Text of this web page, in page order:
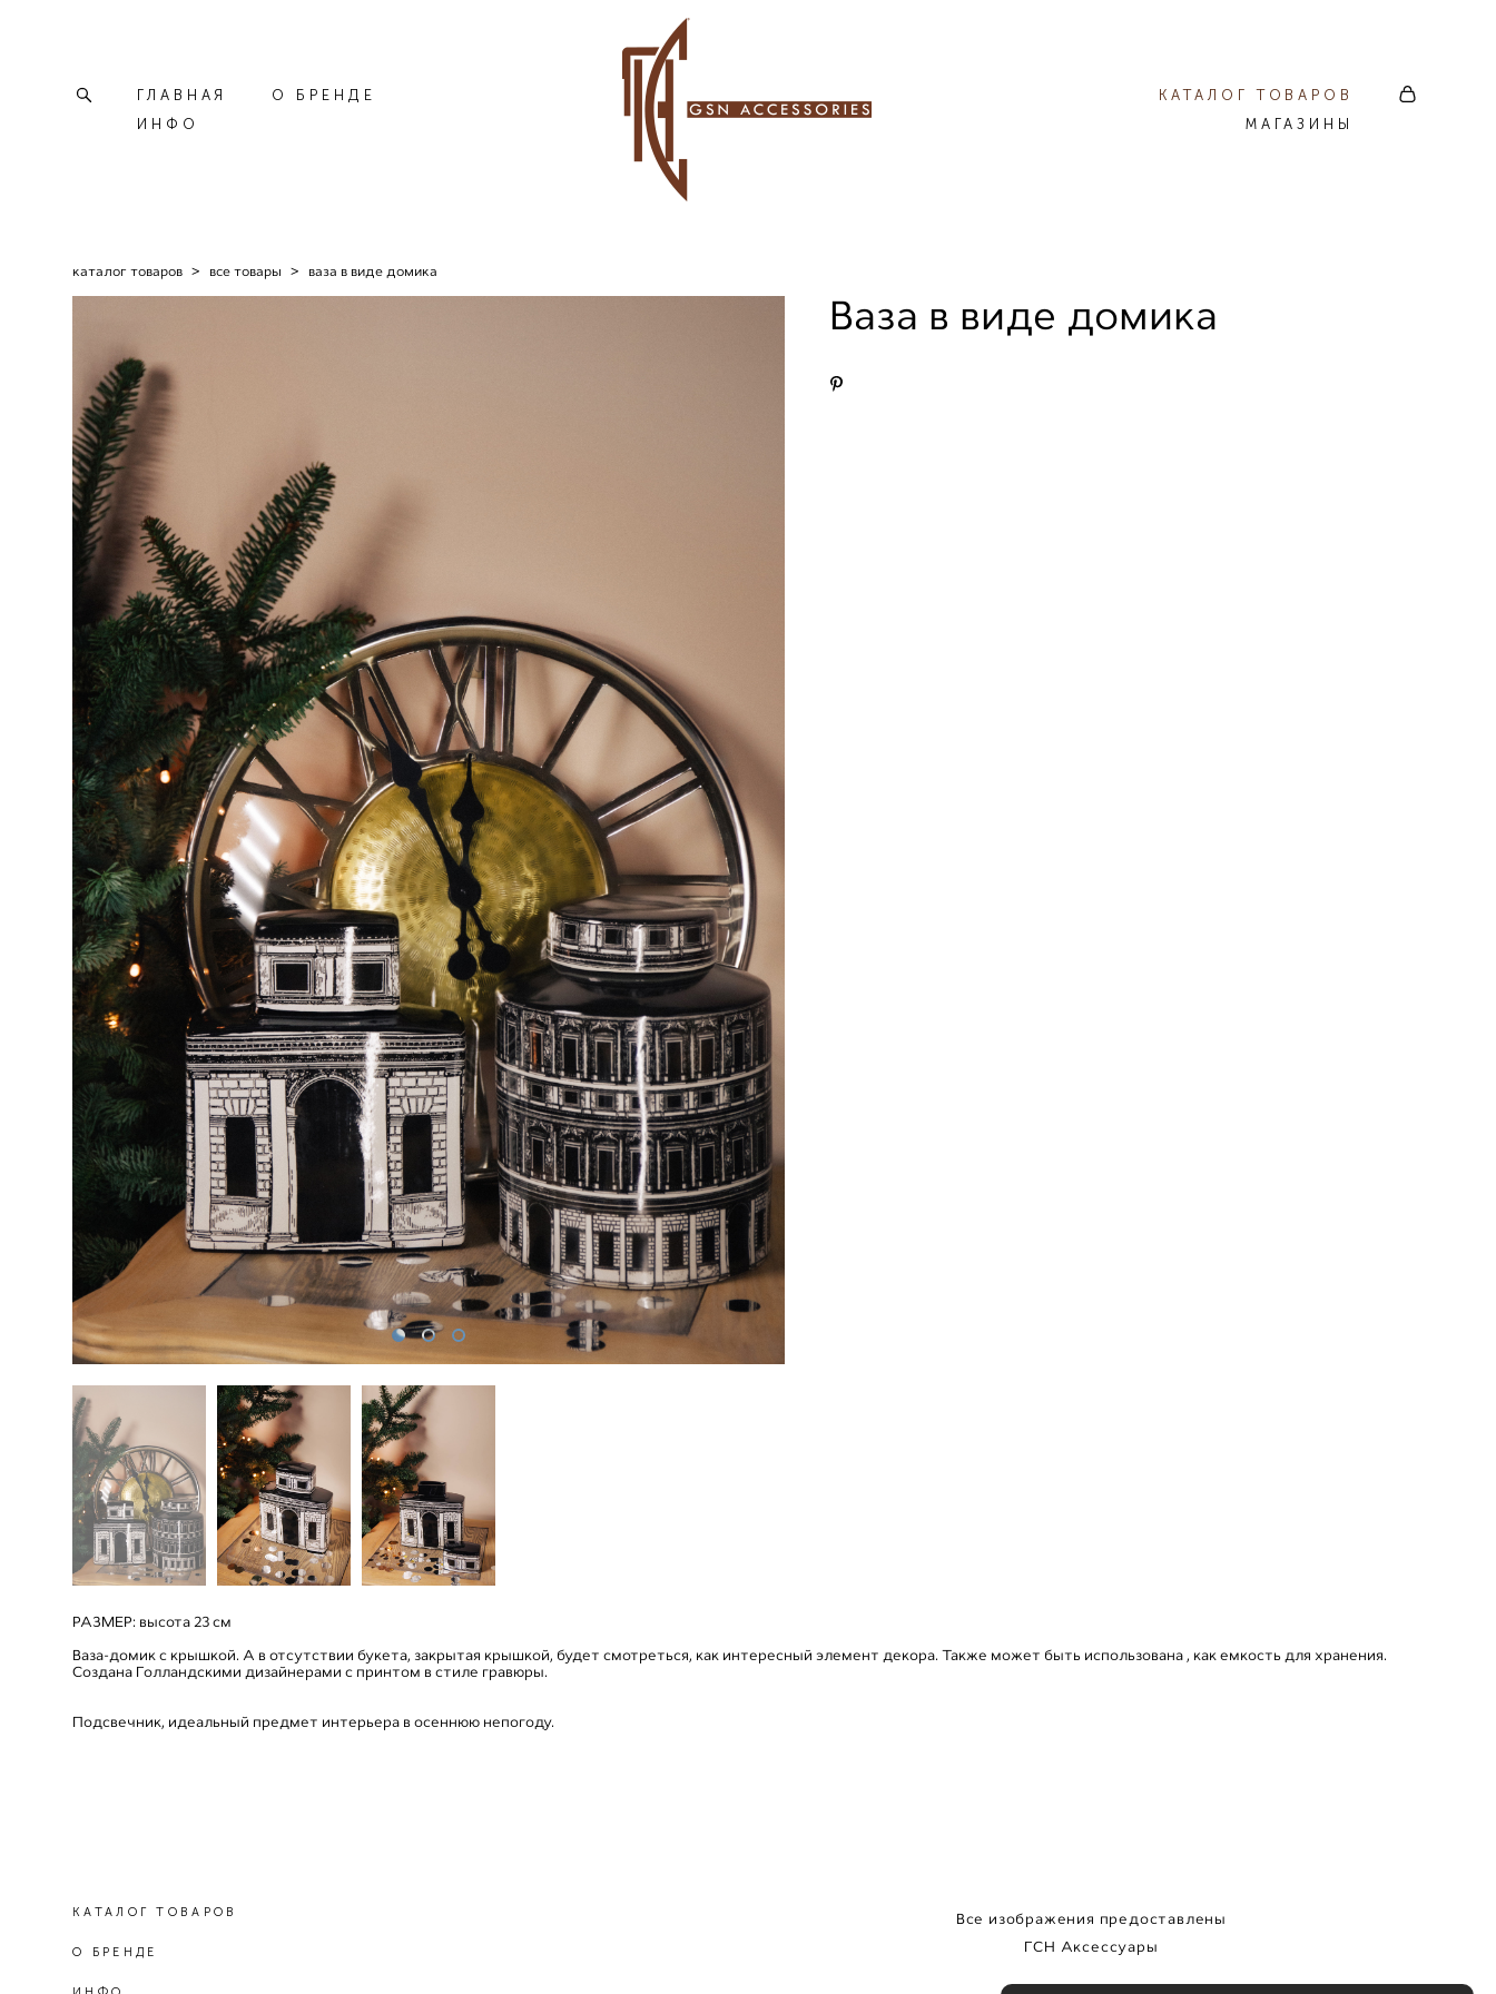
ГЛАВНАЯ
О БРЕНДЕ
ИНФО
КАТАЛОГ ТОВАРОВ
МАГАЗИНЫ
каталог товаров > все товары > ваза в виде домика
Ваза в виде домика
РАЗМЕР: высота 23 см
Ваза-домик с крышкой. А в отсутствии букета, закрытая крышкой, будет смотреться, как интересный элемент декора. Также может быть использована , как емкость для хранения.
Создана Голландскими дизайнерами с принтом в стиле гравюры.
Подсвечник, идеальный предмет интерьера в осеннюю непогоду.
КАТАЛОГ ТОВАРОВ
О БРЕНДЕ
Все изображения предоставлены
ГСН Аксессуары